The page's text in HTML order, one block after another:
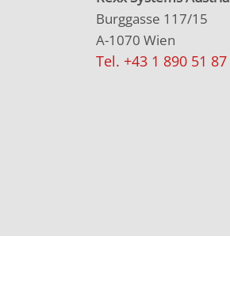
Burggasse 117/15
A-1070 Wien
Tel. +43 1 890 51 87